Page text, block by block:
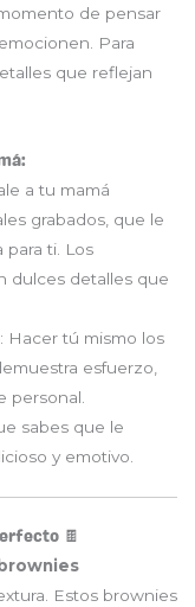
de pensar
Para
que reflejan
a tu mamá
grabados, que le
ti. Los
dulces detalles que
: Hacer tú mismo los
esfuerzo,
personal.
sabes que le
y emotivo.
🍫
brownies
Estos brownies